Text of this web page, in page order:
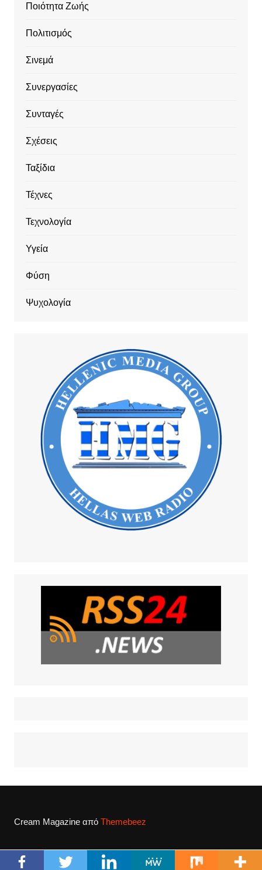
Ποιότητα Ζωής
Πολιτισμός
Σινεμά
Συνεργασίες
Συνταγές
Σχέσεις
Ταξίδια
Τέχνες
Τεχνολογία
Υγεία
Φύση
Ψυχολογία
Cream Magazine από Themebeez